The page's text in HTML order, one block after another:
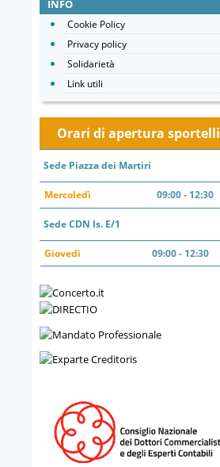
INFO
Cookie Policy
Privacy policy
Solidarietà
Link utili
Orari di apertura sportelli
Sede Piazza dei Martiri
Mercoledì 09:00 - 12:30
Sede CDN Is. E/1
Giovedì 09:00 - 12:30